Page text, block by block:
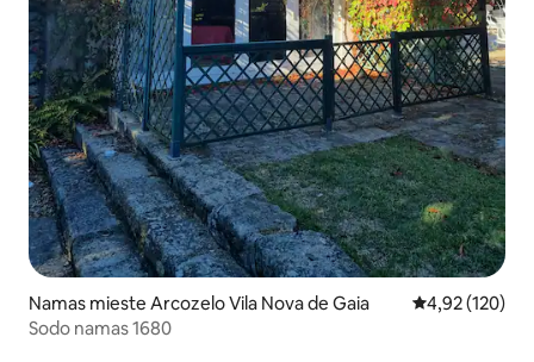
Namas mieste Arcozelo Vila Nova de Gaia Vidutinis
4,92 (120)
Sodo namas 1680